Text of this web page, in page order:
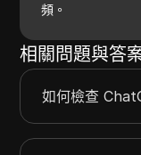
頻。
相關問題與答
如何檢查